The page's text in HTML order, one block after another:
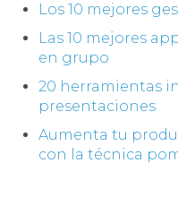
Los 10 mejores
Las 10 mejores
en grupo
20 herramientas
presentaciones
Aumenta tu
con la técnica